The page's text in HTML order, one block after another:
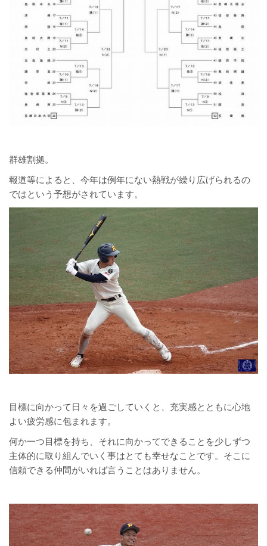
群雄割拠。
報道等によると、今年は例年にない熱戦が繰り広げられるの
ではという予想がされています。
目標に向かって日々を過ごしていくと、充実感とともに心地
よい疲労感に包まれます。
何か一つ目標を持ち、それに向かってできることを少しずつ
主体的に取り組んでいく事はとても幸せなことです。そこに
信頼できる仲間がいれば言うことはありません。